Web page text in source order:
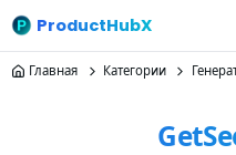
ProductHubX
Главная Категории